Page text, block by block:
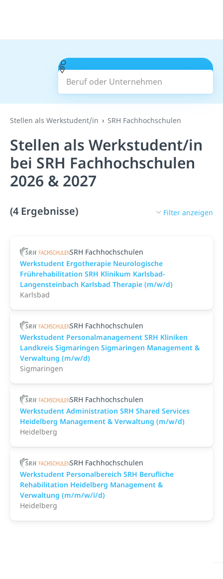
Beruf oder Unternehmen
Suchen
Stellen als Werkstudent/in SRH Fachhochschulen
Stellen als Werkstudent/in
bei SRH Fachhochschulen
2026 & 2027
(4 Ergebnisse) Filter anzeigen
SRH Fachhochschulen
Werkstudent Ergotherapie Neurologische
Frührehabilitation SRH Klinikum Karlsbad-
Langensteinbach Karlsbad Therapie (m/w/d)
Karlsbad
SRH Fachhochschulen
Werkstudent Personalmanagement SRH Kliniken
Landkreis Sigmaringen Sigmaringen Management &
Verwaltung (m/w/d)
Sigmaringen
SRH Fachhochschulen
Werkstudent Administration SRH Shared Services
Heidelberg Management & Verwaltung (m/w/d)
Heidelberg
SRH Fachhochschulen
Werkstudent Personalbereich SRH Berufliche
Rehabilitation Heidelberg Management &
Verwaltung (m/m/w/i/d)
Heidelberg